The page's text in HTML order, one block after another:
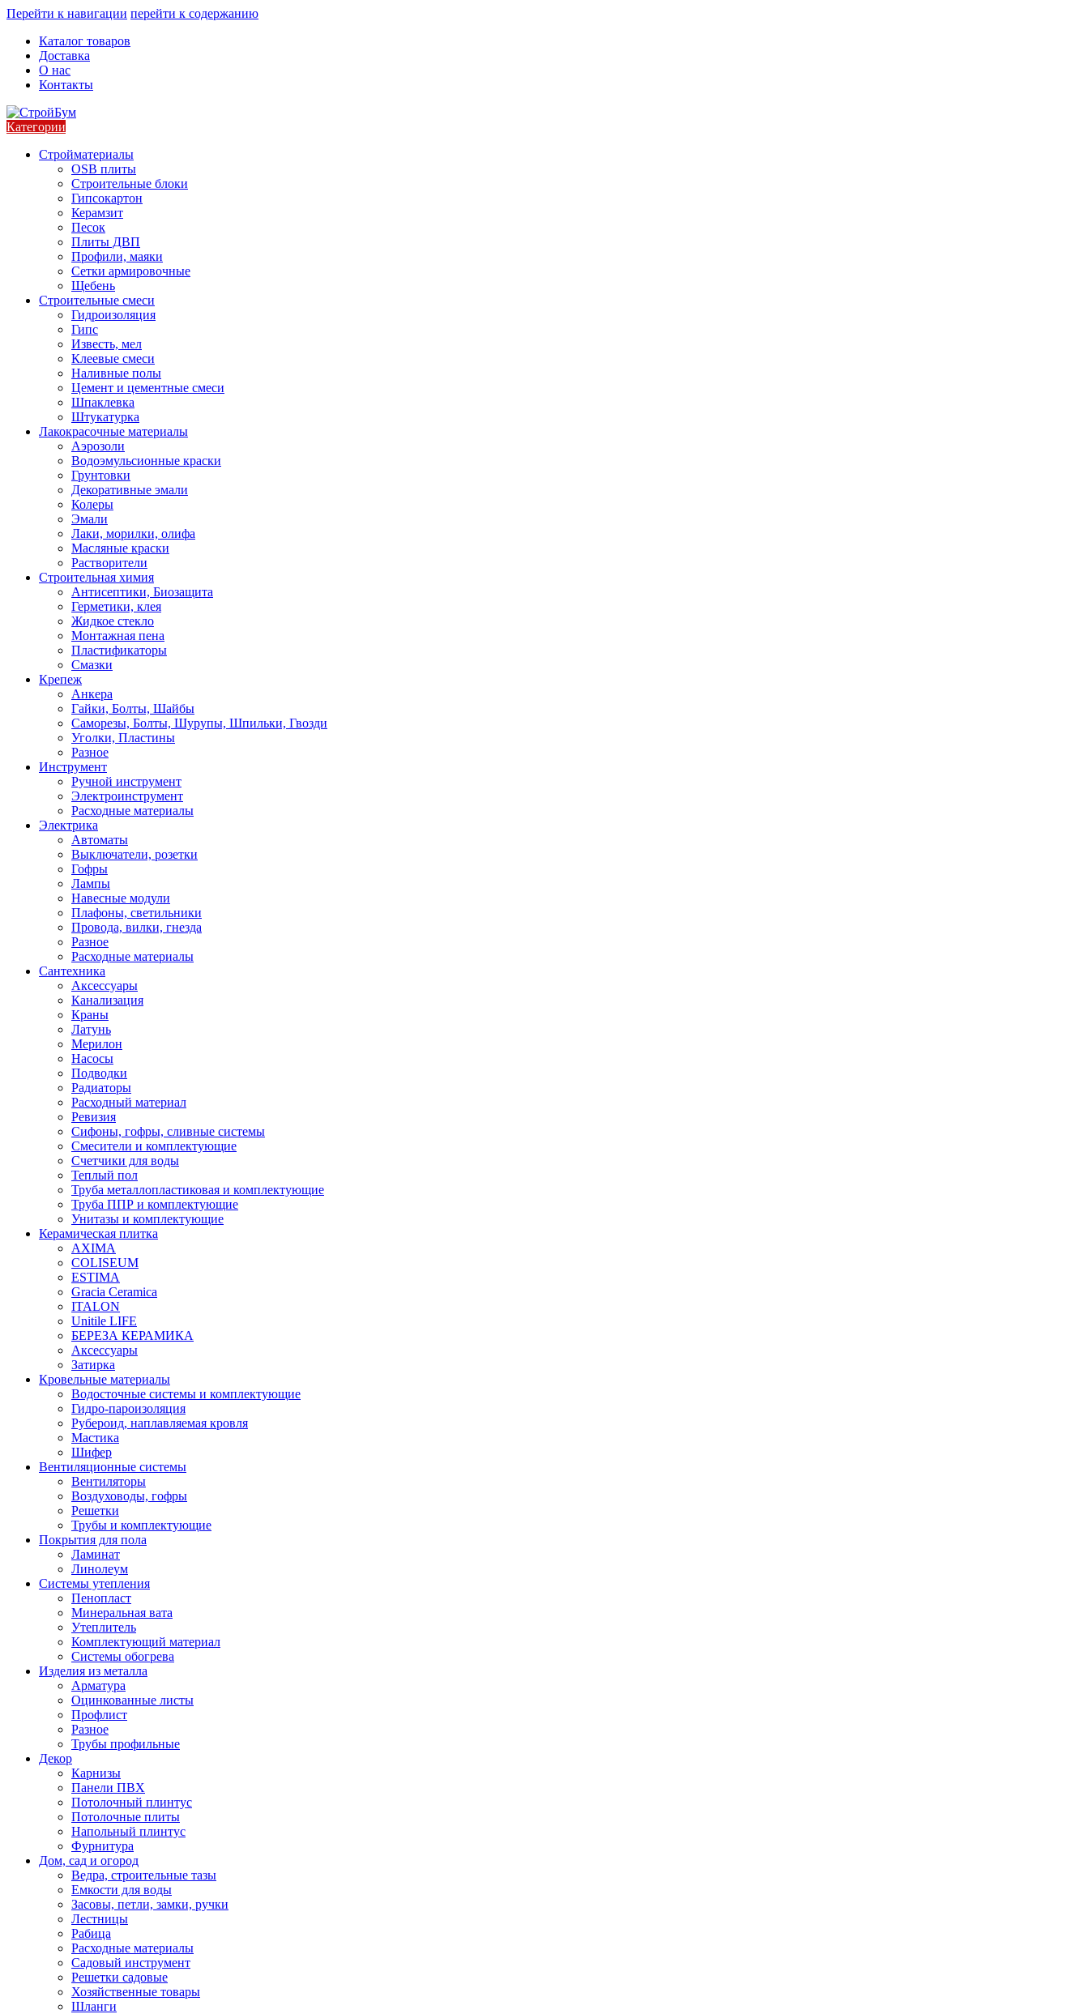
Перейти к навигации перейти к содержанию
Каталог товаров
Доставка
О нас
Контакты
Категории
Стройматериалы
OSB плиты
Строительные блоки
Гипсокартон
Керамзит
Песок
Плиты ДВП
Профили, маяки
Сетки армировочные
Щебень
Строительные смеси
Гидроизоляция
Гипс
Известь, мел
Клеевые смеси
Наливные полы
Цемент и цементные смеси
Шпаклевка
Штукатурка
Лакокрасочные материалы
Аэрозоли
Водоэмульсионные краски
Грунтовки
Декоративные эмали
Колеры
Эмали
Лаки, морилки, олифа
Масляные краски
Растворители
Строительная химия
Антисептики, Биозащита
Герметики, клея
Жидкое стекло
Монтажная пена
Пластификаторы
Смазки
Крепеж
Анкера
Гайки, Болты, Шайбы
Саморезы, Болты, Шурупы, Шпильки, Гвозди
Уголки, Пластины
Разное
Инструмент
Ручной инструмент
Электроинструмент
Расходные материалы
Электрика
Автоматы
Выключатели, розетки
Гофры
Лампы
Навесные модули
Плафоны, светильники
Провода, вилки, гнезда
Разное
Расходные материалы
Сантехника
Аксессуары
Канализация
Краны
Латунь
Мерилон
Насосы
Подводки
Радиаторы
Расходный материал
Ревизия
Сифоны, гофры, сливные системы
Смесители и комплектующие
Счетчики для воды
Теплый пол
Труба металлопластиковая и комплектующие
Труба ППР и комплектующие
Унитазы и комплектующие
Керамическая плитка
AXIMA
COLISEUM
ESTIMA
Gracia Ceramica
ITALON
Unitile LIFE
БЕРЕЗА КЕРАМИКА
Аксессуары
Затирка
Кровельные материалы
Водосточные системы и комплектующие
Гидро-пароизоляция
Рубероид, наплавляемая кровля
Мастика
Шифер
Вентиляционные системы
Вентиляторы
Воздуховоды, гофры
Решетки
Трубы и комплектующие
Покрытия для пола
Ламинат
Линолеум
Системы утепления
Пенопласт
Минеральная вата
Утеплитель
Комплектующий материал
Системы обогрева
Изделия из металла
Арматура
Оцинкованные листы
Профлист
Разное
Трубы профильные
Декор
Карнизы
Панели ПВХ
Потолочный плинтус
Потолочные плиты
Напольный плинтус
Фурнитура
Дом, сад и огород
Ведра, строительные тазы
Емкости для воды
Засовы, петли, замки, ручки
Лестницы
Рабица
Расходные материалы
Садовый инструмент
Решетки садовые
Хозяйственные товары
Шланги